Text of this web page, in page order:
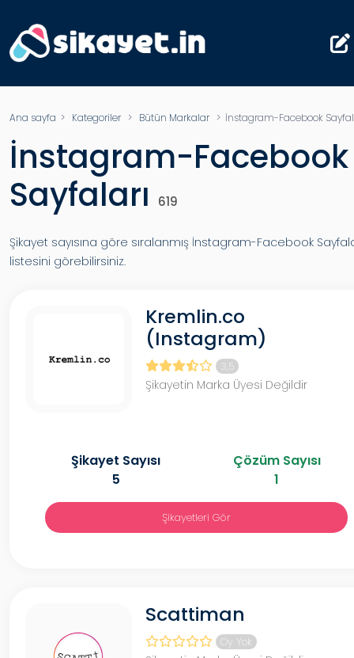
Ana sayfa > Kategoriler> Bütün Markalar> İnstagram-Facebook
İnstagram-Facebook
Sayfaları
619
Şikayet sayısına göre sıralanmış İnstagram-Facebook
listesini görebilirsiniz.
Kremlin.co
(Instagram)
3,5
Şikayetin Marka Üyesi Değildir
Şikayet Sayısı
5
Çözüm Sayısı
1
Şikayetleri Gör
Scattiman
Oy Yok